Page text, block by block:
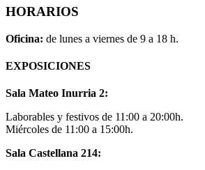
HORARIOS
Oficina: de lunes a viernes de 9 a 18 h.
EXPOSICIONES
Sala Mateo Inurria 2:
Laborables y festivos de 11:00 a 20:00h.
Miércoles de 11:00 a 15:00h.
Sala Castellana 214: